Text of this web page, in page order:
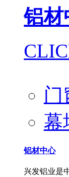
铝材
门
幕
铝材中心
兴发铝业是